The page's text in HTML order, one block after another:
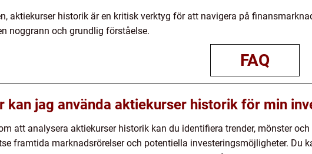
aktiekurser historik är en kritisk verktyg för att navigera på
noggrann och grundlig förståelse.
FAQ
kan jag använda aktiekurser historik för min
att analysera aktiekurser historik kan du identifiera trender, mönster
framtida marknadsrörelser och potentiella investeringsmöjligheter. Du